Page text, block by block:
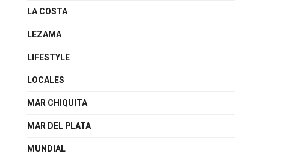
LA COSTA
LEZAMA
LIFESTYLE
LOCALES
MAR CHIQUITA
MAR DEL PLATA
MUNDIAL